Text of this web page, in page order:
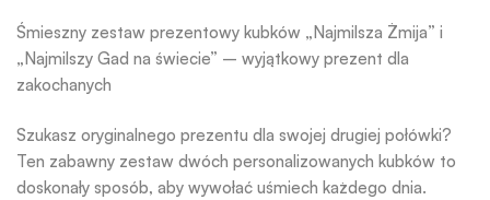
Śmieszny zestaw prezentowy kubków „Najmilsza Żmija” i
„Najmilszy Gad na świecie” – wyjątkowy prezent dla
zakochanych
Szukasz oryginalnego prezentu dla swojej drugiej połówki?
Ten zabawny zestaw dwóch personalizowanych kubków to
doskonały sposób, aby wywołać uśmiech każdego dnia.